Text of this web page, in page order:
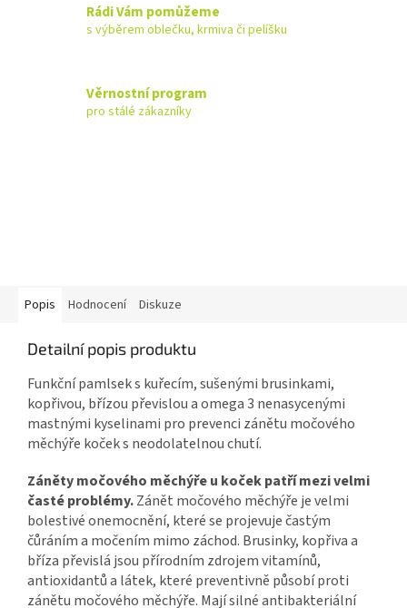
Rádi Vám pomůžeme
s výběrem oblečku, krmiva či pelíšku
Věrnostní program
pro stálé zákazníky
Popis Hodnocení Diskuze
Detailní popis produktu
Funkční pamlsek s kuřecím, sušenými brusinkami,
kopřivou, břízou převislou a omega 3 nenasycenými
mastnými kyselinami pro prevenci zánětu močového
měchýře koček s neodolatelnou chutí.
Záněty močového měchýře u koček patří mezi velmi
časté problémy.Zánět močového měchýře je velmi
bolestivé onemocnění, které se projevuje častým
čůráním a močením mimo záchod. Brusinky, kopřiva a
bříza převislá jsou přírodním zdrojem vitamínů,
antioxidantů a látek, které preventivně působí proti
zánětu močového měchýře. Mají silné antibakteriální